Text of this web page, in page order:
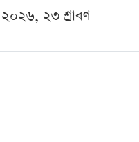
২৩ শ্রাবণ